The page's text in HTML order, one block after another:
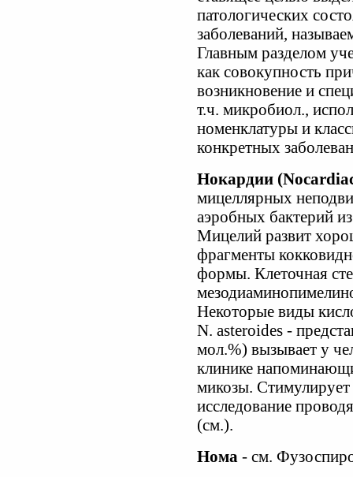
патологических
заболеваний,
Главным разделом
как совокупность
возникновение и
т.ч. микробиол.,
номенклатуры и
конкретных
Нокардии
мицеллярных
аэробных бактерий
Мицелий развит
фрагменты
формы. Клеточная
Некоторые виды
N. asteroides -
мол.%) вызывает у
клинике
микозы.
исследование
(см.).
Нома - см.